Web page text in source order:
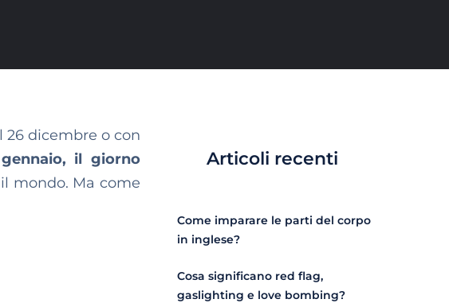
dicembre o con
il giorno
mondo. Ma come
Articoli recenti
Come imparare le parti del corpo
in inglese?
Cosa significano red flag,
gaslighting e love bombing?